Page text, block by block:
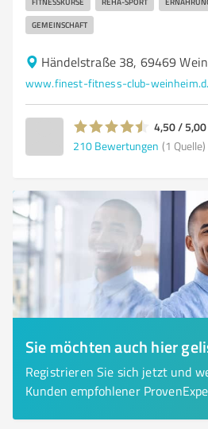
GEMEINSCHAFT
Händelstraße 38, 69469
4,50 / 5,00
210 Bewertungen (1 Quelle)
Sie möchten auch hier
Registrieren Sie sich jetzt und
Kunden empfohlener